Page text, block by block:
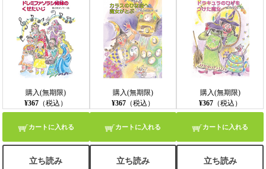
購入(無期限)
¥367 （税込）
カートに入れる
立ち読み
購入(無期限)
¥367（税込）
カートに入れる
立ち読み
購入(無期限)
¥367（税込）
カートに入れる
立ち読み